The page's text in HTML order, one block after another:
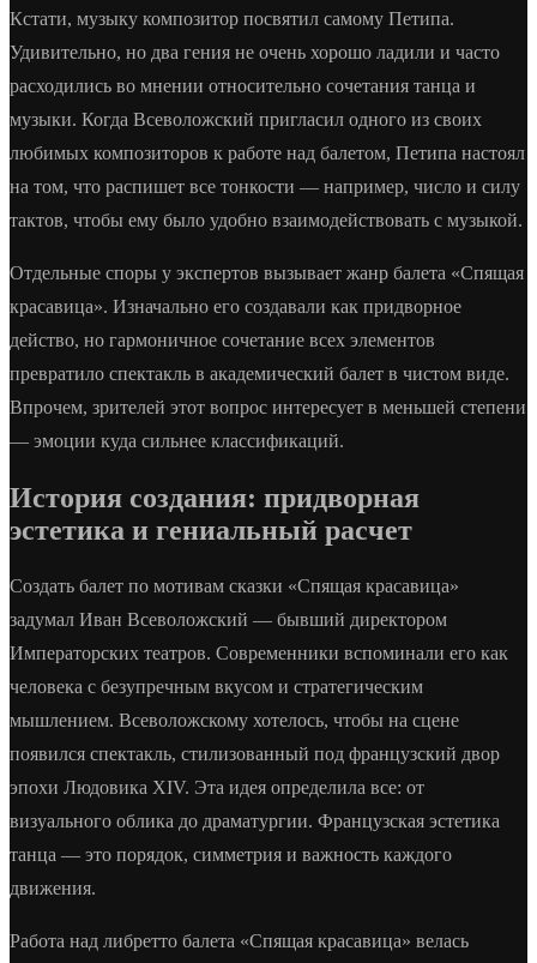
Кстати, музыку композитор посвятил самому Петипа.
Удивительно, но два гения не очень хорошо ладили и часто
расходились во мнении относительно сочетания танца и
музыки. Когда Всеволожский пригласил одного из своих
любимых композиторов к работе над балетом, Петипа настоял
на том, что распишет все тонкости — например, число и силу
тактов, чтобы ему было удобно взаимодействовать с музыкой.
Отдельные споры у экспертов вызывает жанр балета «Спящая
красавица». Изначально его создавали как придворное
действо, но гармоничное сочетание всех элементов
превратило спектакль в академический балет в чистом виде.
Впрочем, зрителей этот вопрос интересует в меньшей степени
— эмоции куда сильнее классификаций.
История создания: придворная
эстетика и гениальный расчет
Создать балет по мотивам сказки «Спящая красавица»
задумал Иван Всеволожский — бывший директором
Императорских театров. Современники вспоминали его как
человека с безупречным вкусом и стратегическим
мышлением. Всеволожскому хотелось, чтобы на сцене
появился спектакль, стилизованный под французский двор
эпохи Людовика XIV. Эта идея определила все: от
визуального облика до драматургии. Французская эстетика
танца — это порядок, симметрия и важность каждого
движения.
Работа над либретто балета «Спящая красавица» велась